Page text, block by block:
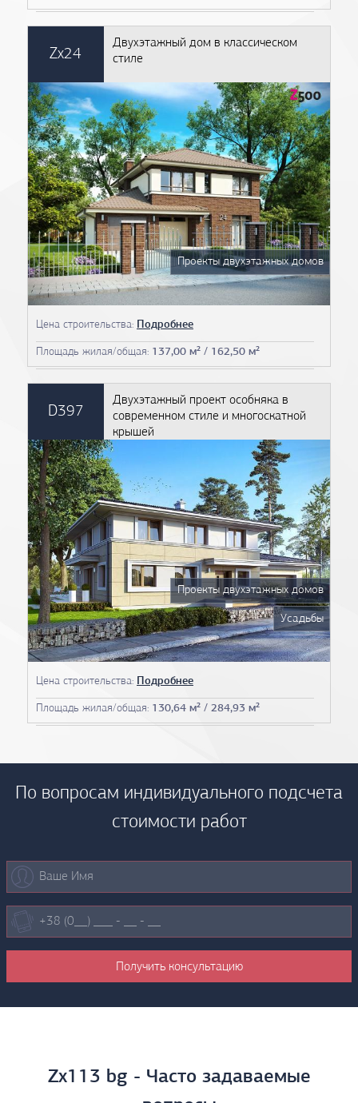
Zx24
Двухэтажный дом в классическом
стиле
Цена строительства: Подробнее
Площадь жилая/общая: 137,00 м² / 162,50 м²
Проекты двухэтажных домов
D397
Двухэтажный проект особняка в
современном стиле и многоскатной
крышей
Цена строительства: Подробнее
Площадь жилая/общая: 130,64 м² / 284,93 м²
Проекты двухэтажных домов
Усадьбы
По вопросам индивидуального подсчета
стоимости работ
Zx113 bg - Часто задаваемые